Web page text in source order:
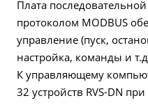
Плата
протоколом MODBUS
управление (пуск,
настройка, команды и
К управляющему
32 устройств RVS-DN